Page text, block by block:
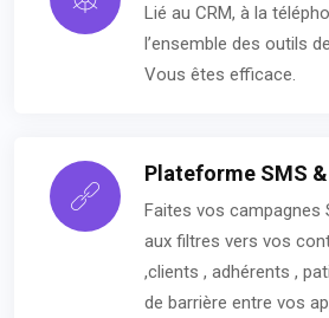
Lié au CRM, à la
l’ensemble des outils
Vous êtes efficace.
Plateforme SMS &
Faites vos campagnes
aux filtres vers vos
,clients , adhérents ,
de barrière entre vos